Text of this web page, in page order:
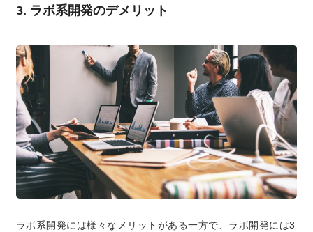
3. ラボ系開発のデメリット
ラボ系開発には様々なメリットがある一方で、ラボ開発には3